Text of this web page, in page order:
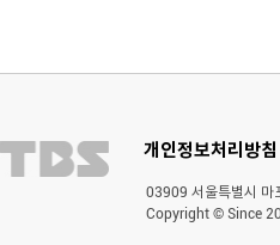
개인정보처리방침
03909 서울특별시 마
Copyright © Since